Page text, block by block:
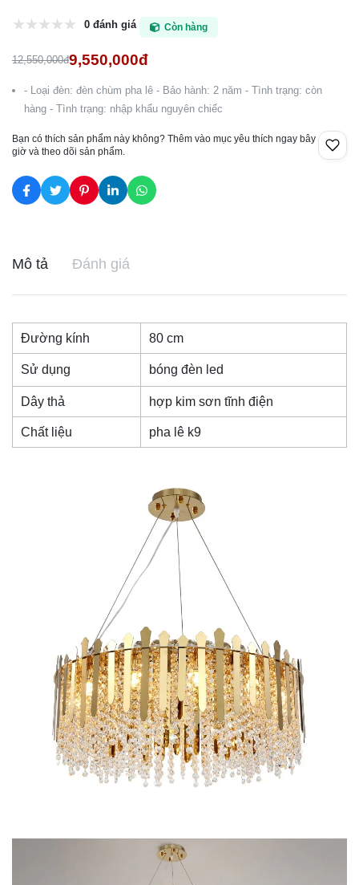
0 đánh giá Còn hàng
12,550,000đ9,550,000đ
- Loại đèn: đèn chùm pha lê - Bảo hành: 2 năm - Tình trạng: còn
hàng - Tình trạng: nhập khẩu nguyên chiếc
Bạn có thích sản phẩm này không? Thêm vào mục yêu thích ngay bây
giờ và theo dõi sản phẩm.
Mô tả Đánh giá
Đường kính 80 cm
Sử dụng bóng đèn led
Dây thả hợp kim sơn tĩnh điện
Chất liệu pha lê k9